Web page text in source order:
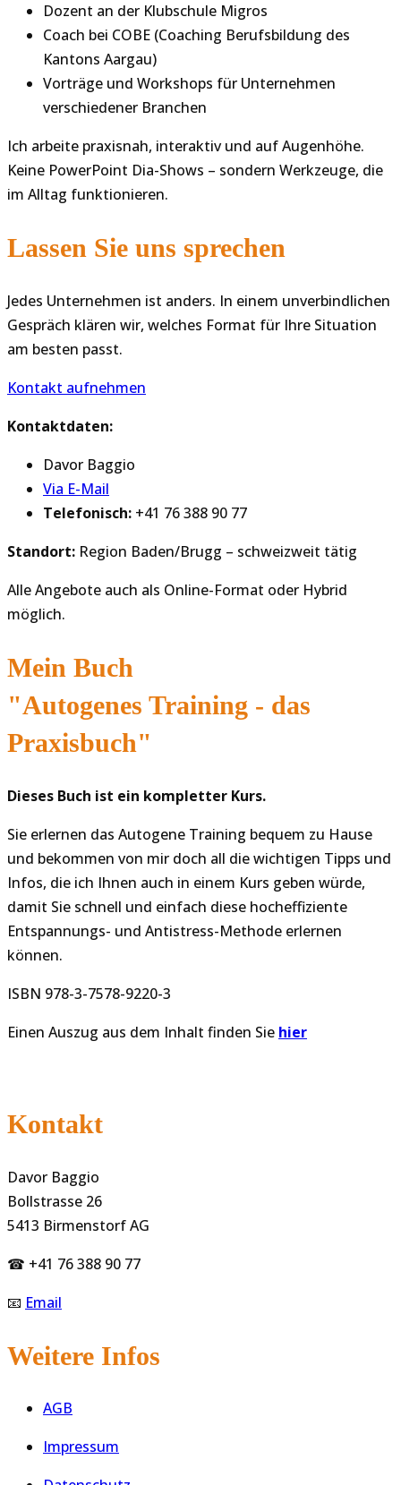
Dozent an der Klubschule Migros
Coach bei COBE (Coaching Berufsbildung des
Kantons Aargau)
Vorträge und Workshops für Unternehmen
verschiedener Branchen
Ich arbeite praxisnah, interaktiv und auf Augenhöhe.
Keine PowerPoint Dia-Shows – sondern Werkzeuge, die
im Alltag funktionieren.
Lassen Sie uns sprechen
Jedes Unternehmen ist anders. In einem unverbindlichen
Gespräch klären wir, welches Format für Ihre Situation
am besten passt.
Kontakt aufnehmen
Kontaktdaten:
Davor Baggio
Via E-Mail
Telefonisch: +41 76 388 90 77
Standort: Region Baden/Brugg – schweizweit tätig
Alle Angebote auch als Online-Format oder Hybrid
möglich.
Mein Buch
"Autogenes Training - das
Praxisbuch"
Dieses Buch ist ein kompletter Kurs.
Sie erlernen das Autogene Training bequem zu Hause
und bekommen von mir doch all die wichtigen Tipps und
Infos, die ich Ihnen auch in einem Kurs geben würde,
damit Sie schnell und einfach diese hocheffiziente
Entspannungs- und Antistress-Methode erlernen
können.
ISBN 978-3-7578-9220-3
Einen Auszug aus dem Inhalt finden Sie hier
Kontakt
Davor Baggio
Bollstrasse 26
5413 Birmenstorf AG
☎ +41 76 388 90 77
📧 Email
Weitere Infos
AGB
Impressum